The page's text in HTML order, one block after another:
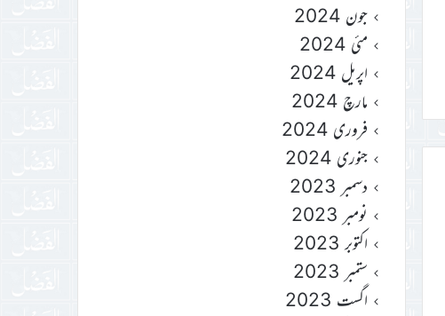
جون 2024
مئی 2024
اپریل 2024
مارچ 2024
فروری 2024
جنوری 2024
دسمبر 2023
نومبر 2023
اکتوبر 2023
ستمبر 2023
اگست 2023